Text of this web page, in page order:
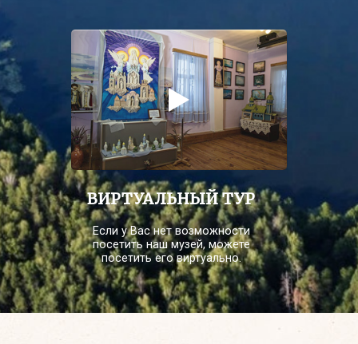
ВИРТУАЛЬНЫЙ ТУР
Если у Вас нет возможности
посетить наш музей, можете
посетить его виртуально.